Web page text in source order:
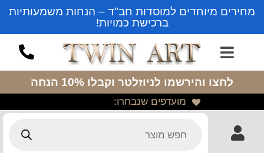
מחירים מיוחדים למוסדות חב"ד – הנחות משמעותיות
ברכישת כמויות!
לחצו והירשמו לניוזלטר וקבלו 10% הנחה
מועדפים שנבחרו: